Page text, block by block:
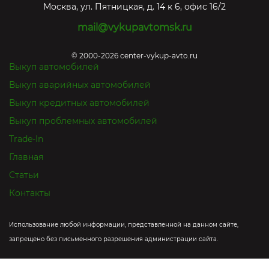
Москва, ул. Пятницкая, д. 14 к 6, офис 16/2
mail@vykupavtomsk.ru
© 2000-2026 center-vykup-avto.ru
Выкуп автомобилей
Выкуп аварийных автомобилей
Выкуп кредитных автомобилей
Выкуп проблемных автомобилей
Trade-In
Главная
Статьи
Контакты
Использование любой информации, представленной на данном сайте,
запрещено без письменного разрешения администрации сайта.